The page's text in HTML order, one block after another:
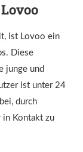
Lovoo
ist Lovoo ein
Diese
junge und
ist unter 24
durch
in Kontakt zu